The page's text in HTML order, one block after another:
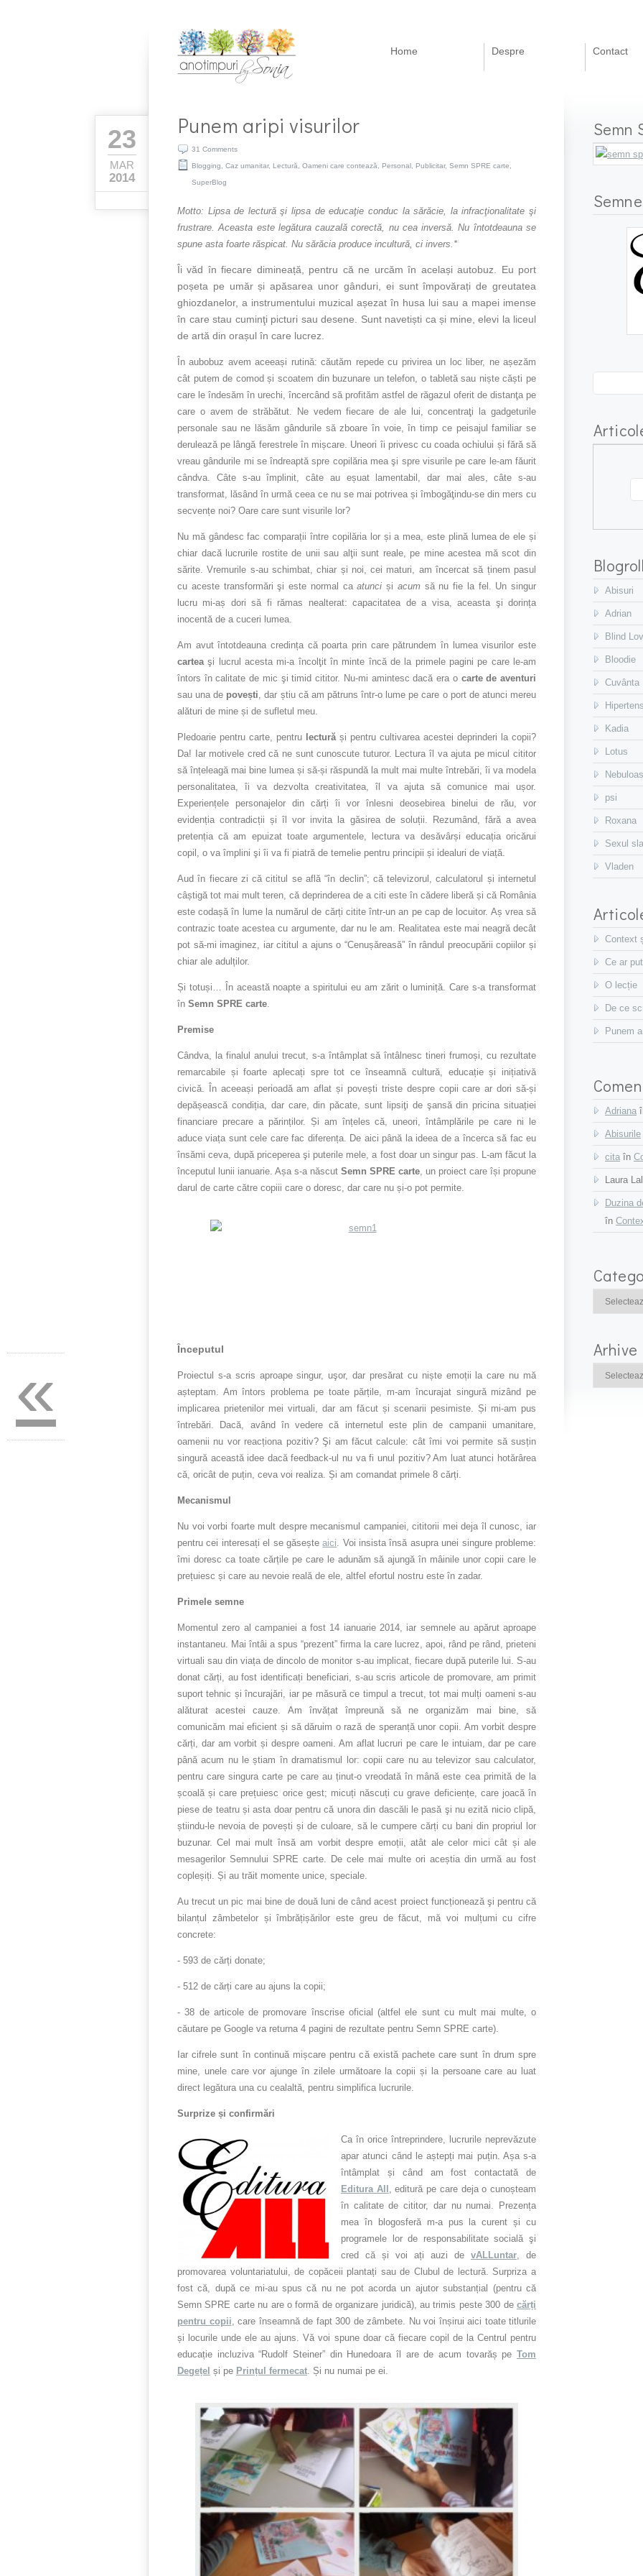
Home Despre Contact
23
MAR
2014
Punem aripi visurilor
31 Comments
Blogging Caz umanitar, Lectură Oameni care contează Personal Publicitar, Semn SPRE carte
SuperBlog
Motto: Lipsa de lectură şi lipsa de educaţie conduc la sărăcie, la infracţionalitate şi
frustrare. Aceasta este legătura cauzală corectă, nu cea inversă. Nu întotdeauna se
spune asta foarte răspicat. Nu sărăcia produce incultură, ci invers.*
Îi văd în fiecare dimineață, pentru că ne urcăm în același autobuz. Eu port
poșeta pe umăr și apăsarea unor gânduri, ei sunt împovărați de greutatea
ghiozdanelor, a instrumentului muzical așezat în husa lui sau a mapei imense
în care stau cuminţi picturi sau desene. Sunt navetiști ca și mine, elevi la liceul
de artă din orașul în care lucrez.
În aubobuz avem aceeași rutină: căutăm repede cu privirea un loc liber, ne așezăm
cât putem de comod și scoatem din buzunare un telefon, o tabletă sau niște căști pe
care le îndesăm în urechi, încercând să profităm astfel de răgazul oferit de distanţa pe
care o avem de străbătut. Ne vedem fiecare de ale lui, concentraţi la gadgeturile
personale sau ne lăsăm gândurile să zboare în voie, în timp ce peisajul familiar se
derulează pe lângă ferestrele în mișcare. Uneori îi privesc cu coada ochiului și fără să
vreau gândurile mi se îndreaptă spre copilăria mea şi spre visurile pe care le-am făurit
cândva. Câte s-au împlinit, câte au eșuat lamentabil, dar mai ales, câte s-au
transformat, lăsând în urmă ceea ce nu se mai potrivea și îmbogăţindu-se din mers cu
secvențe noi? Oare care sunt visurile lor?
Nu mă gândesc fac comparații între copilăria lor și a mea, este plină lumea de ele și
chiar dacă lucrurile rostite de unii sau alţii sunt reale, pe mine acestea mă scot din
sărite. Vremurile s-au schimbat, chiar și noi, cei maturi, am încercat să ținem pasul
cu aceste transformări şi este normal caatunci și acum să nu fie la fel. Un singur
lucru mi-aș dori să fi rămas nealterat: capacitatea de a visa, aceasta şi dorința
inocentă de a cuceri lumea.
Am avut întotdeauna credința că poarta prin care pătrundem în lumea visurilor este
cartea şi lucrul acesta mi-a încolţit în minte încă de la primele pagini pe care le-am
întors în calitate de mic şi timid cititor. Nu-mi amintesc dacă era o carte de aventuri
sau una de povești , dar știu că am pătruns într-o lume pe care o port de atunci mereu
alături de mine și de sufletul meu.
Pledoarie pentru carte, pentru lectură și pentru cultivarea acestei deprinderi la copii?
Da! Iar motivele cred că ne sunt cunoscute tuturor. Lectura îl va ajuta pe micul cititor
să înțeleagă mai bine lumea și să-și răspundă la mult mai multe întrebări, îi va modela
personalitatea, îi va dezvolta creativitatea, îl va ajuta să comunice mai ușor.
Experiențele personajelor din cărți îi vor înlesni deosebirea binelui de rău, vor
evidenția contradicții și îl vor invita la găsirea de soluții. Rezumând, fără a avea
pretenția că am epuizat toate argumentele, lectura va desăvârși educația oricărui
copil, o va împlini şi îi va fi piatră de temelie pentru principii și idealuri de viață.
Aud în fiecare zi că cititul se află “în declin”; că televizorul, calculatorul și internetul
câștigă tot mai mult teren, că deprinderea de a citi este în cădere liberă și că România
este codașă în lume la numărul de cărți citite într-un an pe cap de locuitor. Aș vrea să
contrazic toate acestea cu argumente, dar nu le am. Realitatea este mai neagră decât
pot să-mi imaginez, iar cititul a ajuns o “Cenușăreasă” în rândul preocupării copiilor și
chiar ale adulților.
Și totuși… În această noapte a spiritului eu am zărit o luminiță. Care s-a transformat
în Semn SPRE carte
Premise
Cândva, la finalul anului trecut, s-a întâmplat să întâlnesc tineri frumoși, cu rezultate
remarcabile și foarte aplecați spre tot ce înseamnă cultură, educație și inițiativă
civică. În aceeași perioadă am aflat și povești triste despre copii care ar dori să-și
depășească condiția, dar care, din păcate, sunt lipsiţi de şansă din pricina situației
financiare precare a părinților. Și am înțeles că, uneori, întâmplările pe care ni le
aduce viața sunt cele care fac diferența. De aici până la ideea de a încerca să fac eu
însămi ceva, după priceperea şi puterile mele, a fost doar un singur pas. L-am făcut la
începutul lunii ianuarie. Așa s-a născut Semn SPRE carte , un proiect care își propune
darul de carte către copiii care o doresc, dar care nu și-o pot permite.
Începutul
Proiectul s-a scris aproape singur, uşor, dar presărat cu niște emoții la care nu mă
așteptam. Am întors problema pe toate părțile, m-am încurajat singură mizând pe
implicarea prietenilor mei virtuali, dar am făcut și scenarii pesimiste. Și mi-am pus
întrebări. Dacă, având în vedere că internetul este plin de campanii umanitare,
oamenii nu vor reacționa pozitiv? Şi am făcut calcule: cât îmi voi permite să susțin
singură această idee dacă feedback-ul nu va fi unul pozitiv? Am luat atunci hotărârea
că, oricât de puțin, ceva voi realiza. Și am comandat primele 8 cărți.
Mecanismul
Nu voi vorbi foarte mult despre mecanismul campaniei, cititorii mei deja îl cunosc, iar
pentru cei interesați el se găseșteaici . Voi insista însă asupra unei singure probleme:
îmi doresc ca toate cărțile pe care le adunăm să ajungă în mâinile unor copii care le
prețuiesc și care au nevoie reală de ele, altfel efortul nostru este în zadar.
Primele semne
Momentul zero al campaniei a fost 14 ianuarie 2014, iar semnele au apărut aproape
instantaneu. Mai întâi a spus “prezent” firma la care lucrez, apoi, rând pe rând, prieteni
virtuali sau din viața de dincolo de monitor s-au implicat, fiecare după puterile lui. S-au
donat cărți, au fost identificați beneficiari, s-au scris articole de promovare, am primit
suport tehnic și încurajări, iar pe măsură ce timpul a trecut, tot mai mulți oameni s-au
alăturat acestei cauze. Am învățat împreună să ne organizăm mai bine, să
comunicăm mai eficient și să dăruim o rază de speranță unor copii. Am vorbit despre
cărți, dar am vorbit și despre oameni. Am aflat lucruri pe care le intuiam, dar pe care
până acum nu le știam în dramatismul lor: copii care nu au televizor sau calculator,
pentru care singura carte pe care au ținut-o vreodată în mână este cea primită de la
școală și care prețuiesc orice gest; micuți născuți cu grave deficiențe, care joacă în
piese de teatru și asta doar pentru că unora din dascăli le pasă şi nu ezită nicio clipă,
știindu-le nevoia de povești și de culoare, să le cumpere cărți cu bani din propriul lor
buzunar. Cel mai mult însă am vorbit despre emoții, atât ale celor mici cât și ale
mesagerilor Semnului SPRE carte. De cele mai multe ori aceștia din urmă au fost
copleșiți. Și au trăit momente unice, speciale.
Au trecut un pic mai bine de două luni de când acest proiect funcționează şi pentru că
bilanțul zâmbetelor și îmbrățișărilor este greu de făcut, mă voi mulțumi cu cifre
concrete:
- 593 de cărți donate;
- 512 de cărți care au ajuns la copii;
- 38 de articole de promovare înscrise oficial (altfel ele sunt cu mult mai multe, o
căutare pe Google va returna 4 pagini de rezultate pentru Semn SPRE carte).
Iar cifrele sunt în continuă mișcare pentru că există pachete care sunt în drum spre
mine, unele care vor ajunge în zilele următoare la copii și la persoane care au luat
direct legătura una cu cealaltă, pentru simplifica lucrurile.
Surprize și confirmări
Ca în orice întreprindere, lucrurile neprevăzute
apar atunci când le aștepți mai puțin. Așa s-a
întâmplat și când am fost contactată de
Editura All , editură pe care deja o cunoșteam
în calitate de cititor, dar nu numai. Prezența
mea în blogosferă m-a pus la curent și cu
programele lor de responsabilitate socială şi
cred că și voi ați auzi de vALLuntar , de
promovarea voluntariatului, de copăceii plantați sau de Clubul de lectură. Surpriza a
fost că, după ce mi-au spus că nu ne pot acorda un ajutor substanțial (pentru că
Semn SPRE carte nu are o formă de organizare juridică), au trimis peste 300 de cărți
pentru copii , care înseamnă de fapt 300 de zâmbete. Nu voi înșirui aici toate titlurile
și locurile unde ele au ajuns. Vă voi spune doar că fiecare copil de la Centrul pentru
educație incluziva “Rudolf Steiner” din Hunedoara îl are de acum tovarăș pe Tom
Degețel și pe Prințul fermecat . Și nu numai pe ei.
Semn
Abisuri
Adrian
Blind
Bloodie
Cuvânta
Kadia
Lotus
psi
Roxana
Sexul
Vladen
Context
Ce ar
O lecție
De ce
Punem
Adriana
Abisurile
cita în
Laura
Duzina
în
Arhive
«